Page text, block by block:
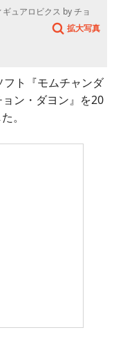
ュアロビクス by チョ
拡大写真
ト『モムチャンダ
ン・ダヨン』を20
。